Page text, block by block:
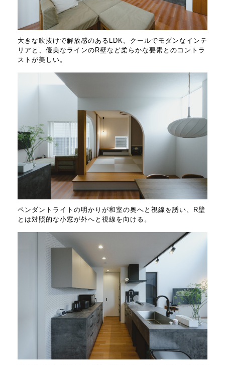
大きな吹抜けで解放感のあるLDK。クールでモダンなインテ
リアと、優美なラインのR壁など柔らかな要素とのコントラ
ストが美しい。
ペンダントライトの明かりが和室の奥へと視線を誘い、R壁
とは対照的な小窓が外へと視線を向ける。